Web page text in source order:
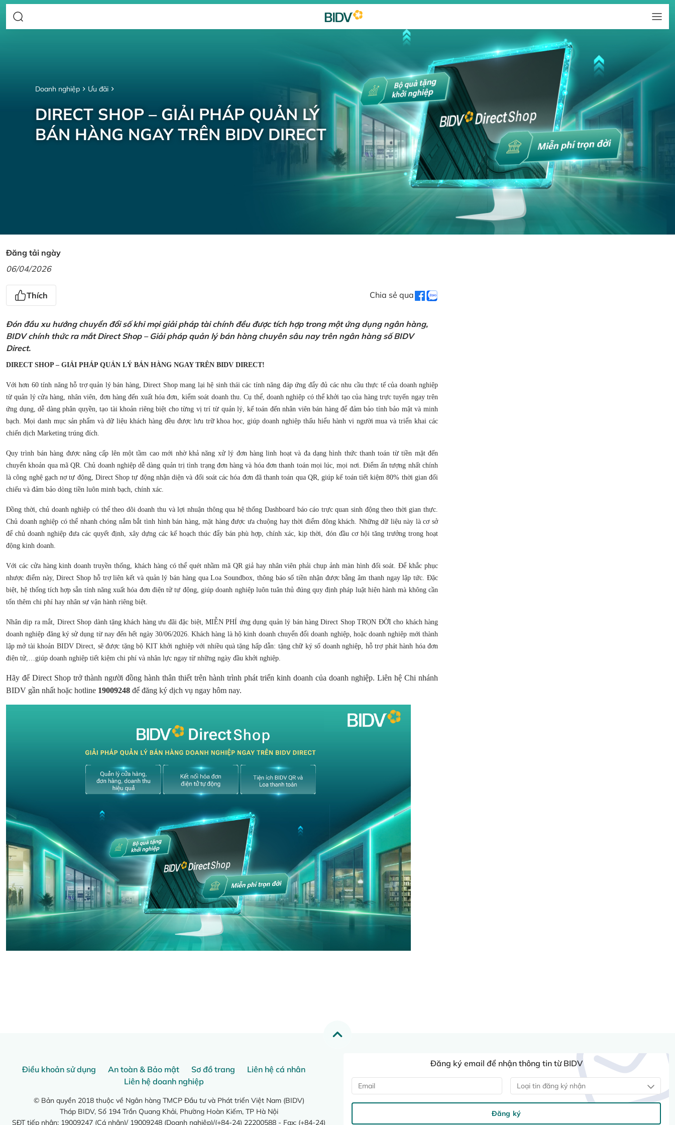
Doanh nghiệp Ưu đãi
DIRECT SHOP – GIẢI PHÁP QUẢN LÝ
BÁN HÀNG NGAY TRÊN BIDV DIRECT
Đăng tải ngày
06/04/2026
Thích Chia sẻ qua
Đón đầu xu hướng chuyển đổi số khi mọi giải pháp tài chính đều được tích hợp trong một ứng dụng ngân hàng,
BIDV chính thức ra mắt Direct Shop – Giải pháp quản lý bán hàng chuyên sâu nay trên ngân hàng số BIDV
Direct.
DIRECT SHOP – GIẢI PHÁP QUẢN LÝ BÁN HÀNG NGAY TRÊN BIDV DIRECT!
Với hơn 60 tính năng hỗ trợ quản lý bán hàng, Direct Shop mang lại hệ sinh thái các tính năng đáp ứng đẩy đủ các nhu cầu thực tế của doanh nghiệp
từ quản lý cửa hàng, nhân viên, đơn hàng đến xuất hóa đơn, kiểm soát doanh thu. Cụ thể, doanh nghiệp có thể khởi tạo của hàng trực tuyến ngay trên
ứng dụng, dễ dàng phân quyền, tạo tài khoản riêng biệt cho từng vị trí từ quản lý, kế toán đến nhân viên bán hàng để đảm bảo tính bảo mật và minh
bạch. Mọi danh mục sản phẩm và dữ liệu khách hàng đều được lưu trữ khoa học, giúp doanh nghiệp thấu hiểu hành vi người mua và triển khai các
chiến dịch Marketing trúng đích.
Quy trình bán hàng được nâng cấp lên một tầm cao mới nhờ khả năng xử lý đơn hàng linh hoạt và đa dạng hình thức thanh toán từ tiền mặt đến
chuyển khoản qua mã QR. Chủ doanh nghiệp dễ dàng quản trị tình trạng đơn hàng và hóa đơn thanh toán mọi lúc, mọi nơi. Điểm ấn tượng nhất chính
là công nghệ gạch nợ tự động, Direct Shop tự động nhận diện và đối soát các hóa đơn đã thanh toán qua QR, giúp kế toán tiết kiệm 80% thời gian đối
chiếu và đảm bảo dòng tiền luôn minh bạch, chính xác.
Đồng thời, chủ doanh nghiệp có thể theo dõi doanh thu và lợi nhuận thông qua hệ thống Dashboard báo cáo trực quan sinh động theo thời gian thực.
Chủ doanh nghiệp có thể nhanh chóng nắm bắt tình hình bán hàng, mặt hàng được ưa chuộng hay thời điểm đông khách. Những dữ liệu này là cơ sở
để chủ doanh nghiệp đưa các quyết định, xây dựng các kế hoạch thúc đẩy bán phù hợp, chính xác, kịp thời, đón đầu cơ hội tăng trưởng trong hoạt
động kinh doanh.
Với các cửa hàng kinh doanh truyền thống, khách hàng có thể quét nhầm mã QR giả hay nhân viên phải chụp ảnh màn hình đối soát. Để khắc phục
nhược điểm này, Direct Shop hỗ trợ liên kết và quản lý bán hàng qua Loa Soundbox, thông báo số tiền nhận được bằng âm thanh ngay lập tức. Đặc
biệt, hệ thống tích hợp sẵn tính năng xuất hóa đơn điện tử tự động, giúp doanh nghiệp luôn tuân thủ đúng quy định pháp luật hiện hành mà không cần
tốn thêm chi phí hay nhân sự vận hành riêng biệt.
Nhân dịp ra mắt, Direct Shop dành tặng khách hàng ưu đãi đặc biệt, MIỄN PHÍ ứng dụng quản lý bán hàng Direct Shop TRỌN ĐỜI cho khách hàng
doanh nghiệp đăng ký sử dụng từ nay đến hết ngày 30/06/2026. Khách hàng là hộ kinh doanh chuyển đổi doanh nghiệp, hoặc doanh nghiệp mới thành
lập mở tài khoản BIDV Direct, sẽ được tặng bộ KIT khởi nghiệp với nhiều quà tặng hấp dẫn: tặng chữ ký số doanh nghiệp, hỗ trợ phát hành hóa đơn
điện tử,…giúp doanh nghiệp tiết kiệm chi phí và nhân lực ngay từ những ngày đầu khởi nghiệp.
Hãy để Direct Shop trở thành người đồng hành thân thiết trên hành trình phát triển kinh doanh của doanh nghiệp. Liên hệ Chi nhánh
BIDV gần nhất hoặc hotline 19009248 để đăng ký dịch vụ ngay hôm nay.
Điều khoản sử dụng An toàn & Bảo mật Sơ đồ trang
Liên hệ cá nhân
Liên hệ doanh nghiệp
© Bản quyền 2018 thuộc về Ngân hàng TMCP Đầu tư và Phát triển Việt Nam (BIDV)
Tháp BIDV, Số 194 Trần Quang Khải, Phường Hoàn Kiếm, TP Hà Nội
SĐT tiếp nhận: 19009247 (Cá nhân)/ 19009248 (Doanh nghiệp)/(+84-24) 22200588 - Fax: (+84-24)
Đăng ký email để nhận thông tin từ BIDV
Loại tin đăng ký nhận
Đăng ký